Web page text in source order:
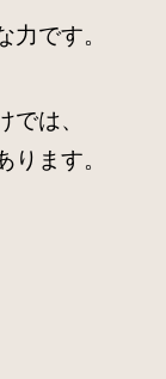
です。
は、
ます。